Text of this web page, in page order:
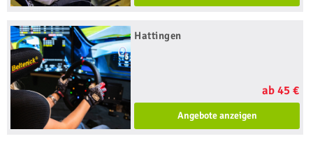
Hattingen
ab 45 €
Angebote anzeigen